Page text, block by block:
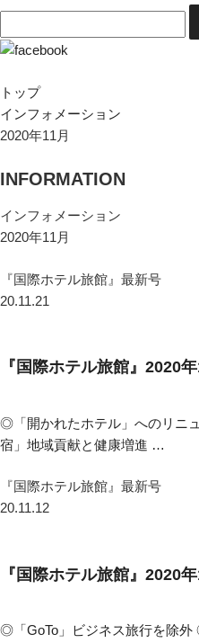
トップ
インフォメーション
2020年11月
INFORMATION
インフォメーション
2020年11月
『国際ホテル旅館』最新号
20.11.21
『国際ホテル旅館』2020
◎「開かれたホテル」へのリニ
宿」地域貢献と健康増進 …
『国際ホテル旅館』最新号
20.11.12
『国際ホテル旅館』2020
◎「GoTo」ビジネス旅行を除